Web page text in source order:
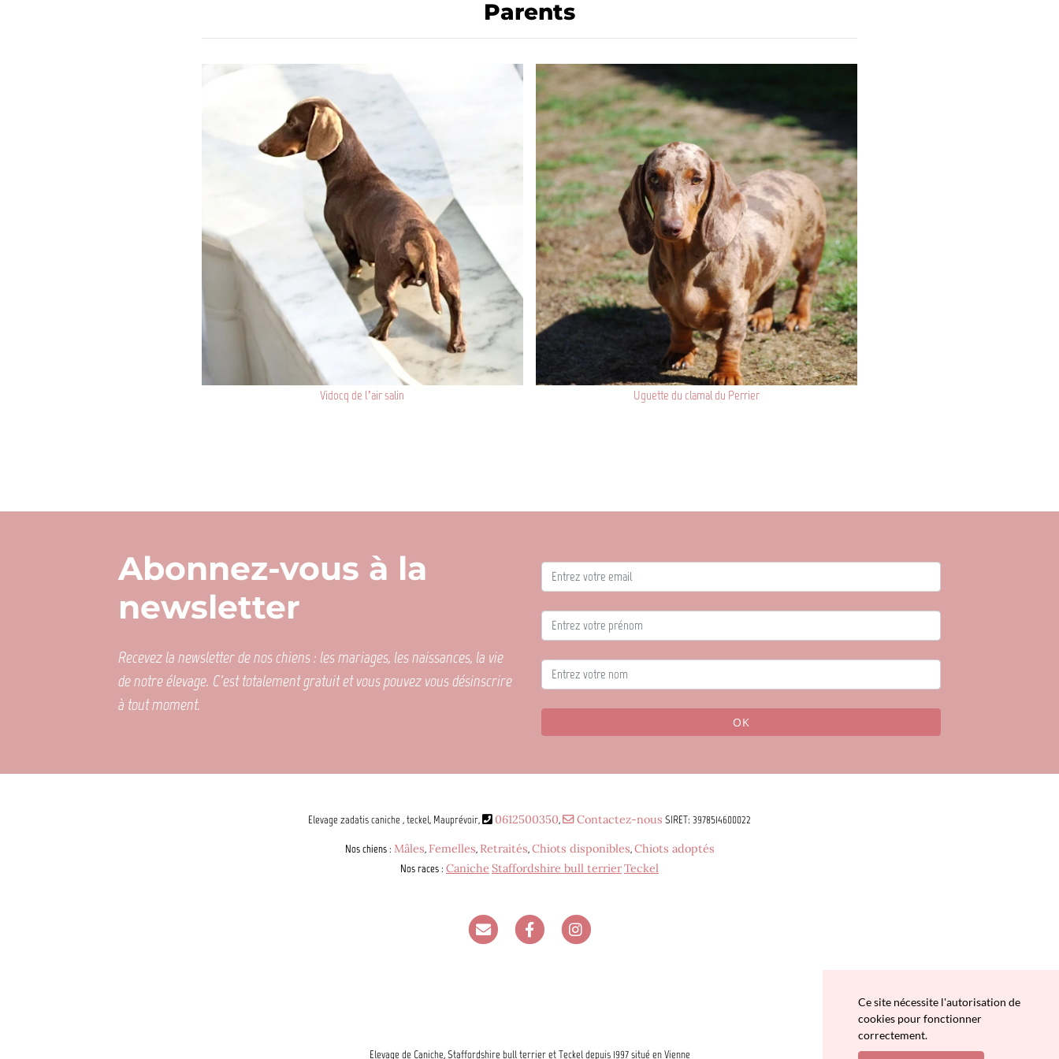
Parents
Vidocq de l’air salin Uguette du clamal du Perrier
Abonnez-vous à la
newsletter
Recevez la newsletter de nos chiens : les mariages, les naissances, la vie
de notre élevage. C'est totalement gratuit et vous pouvez vous désinscrire
à tout moment.
OK
Elevage zadatis caniche , teckel, Mauprévoir, 0612500350, Contactez-nous SIRET: 3978514600022
Nos chiens: Mâles, Femelles, Retraités,Chiots disponibles,Chiots adoptés
Nos races: Caniche Staffordshire bull terrierTeckel
Elevage de Caniche, Staffordshire bull terrier et Teckel depuis 1997 situé en Vienne
Ce site nécessite l'autorisation de
cookies pour fonctionner
correctement.